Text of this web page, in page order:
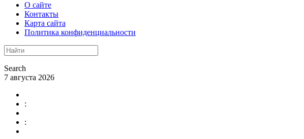
О сайте
Контакты
Карта сайта
Политика конфиденциальности
Search
7 августа 2026
:
: